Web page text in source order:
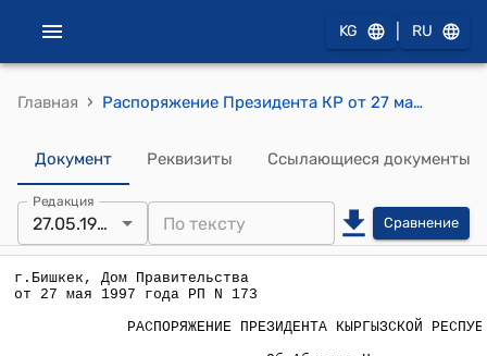
KG RU
Главная › Распоряжение Президента КР от 27 мая 1997 года РП №173
Документ Реквизиты Ссылающиеся документы
Редакция
27.05.1997 Сравнение